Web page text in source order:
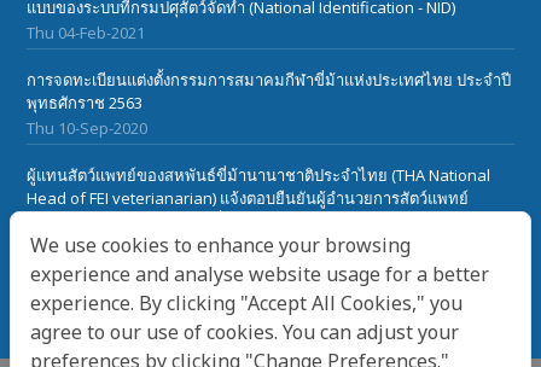
แบบของระบบที่กรมปศุสัตว์จัดทำ (National Identification - NID)
Thu 04-Feb-2021
การจดทะเบียนแต่งตั้งกรรมการสมาคมกีฬาขี่ม้าแห่งประเทศไทย ประจำปี
พุทธศักราช 2563
Thu 10-Sep-2020
ผู้แทนสัตว์แพทย์ของสหพันธ์ขี่ม้านานาชาติประจำไทย (THA National
Head of FEI veterianarian) แจ้งตอบยืนยันผู้อำนวยการสัตว์แพทย์
Sickness ในประเทศไทย
Sat 28-Mar-2020
We use cookies to enhance your browsing
experience and analyse website usage for a better
experience. By clicking "Accept All Cookies," you
agree to our use of cookies. You can adjust your